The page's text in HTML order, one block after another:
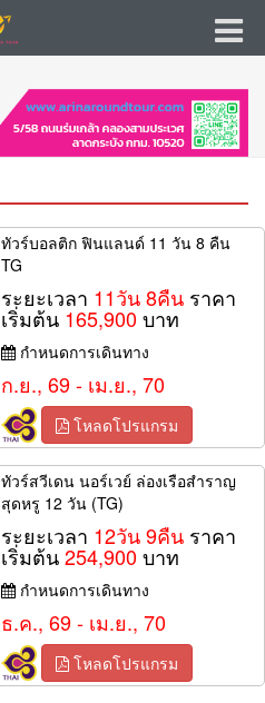
ทัวร์บอลติก ฟินแลนด์ 11 วัน 8 คืน
TG
ระยะเวลา 11วัน 8คืน ราคา
เริ่มต้น 165,900บาท
กำหนดการเดินทาง
ก.ย., 69 - เม.ย., 70
โหลดโปรแกรม
ทัวร์สวีเดน นอร์เวย์ ล่องเรือสำราญ
สุดหรู 12 วัน (TG)
ระยะเวลา 12วัน 9คืน ราคา
เริ่มต้น254,900บาท
กำหนดการเดินทาง
ธ.ค., 69 - เม.ย., 70
โหลดโปรแกรม